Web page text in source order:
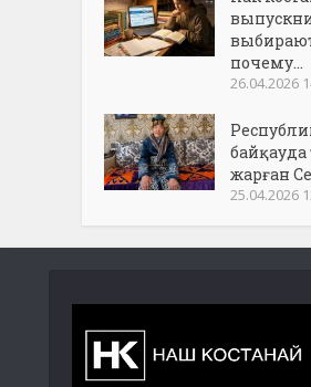
почему...
26.04.2026
байқауда
жарған
25.04.2026